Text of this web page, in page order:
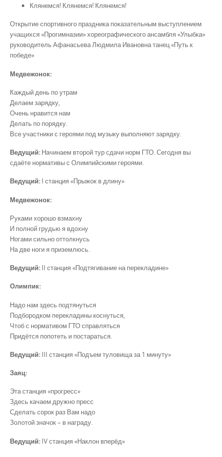
Клянемся! Клянемся! Клянемся!
Открытие спортивного праздника показательным выступлением
учащихся «Прогимназии» хореографического ансамбля «Улыбка»
руководитель Афанасьева Людмила Ивановна танец «Путь к
победе»
Медвежонок:
Каждый день по утрам
Делаем зарядку,
Очень нравится нам
Делать по порядку.
Все участники с героями под музыку выполняют зарядку.
Ведущий: Начинаем второй тур сдачи норм ГТО. Сегодня вы
сдаёте нормативы с Олимпийскими героями.
Ведущий: I станция «Прыжок в длину»
Медвежонок:
Руками хорошо взмахну
И полной грудью я вдохну
Ногами сильно оттолкнусь
На две ноги я приземлюсь.
Ведущий: II станция «Подтягивание на перекладине»
Олимпик:
Надо нам здесь подтянуться
Подбородком перекладины коснуться,
Чтоб с нормативом ГТО справляться
Придётся попотеть и постараться.
Ведущий: III станция «Подъем туловища за 1 минуту»
Заяц:
Эта станция «прогресс»
Здесь качаем дружно пресс
Сделать сорок раз Вам надо
Золотой значок – в награду.
Ведущий: IV станция «Наклон вперёд»